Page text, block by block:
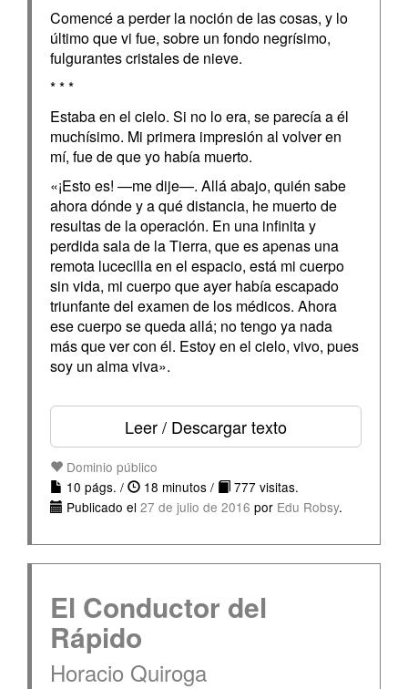
Comencé a perder la noción de las cosas, y lo
último que vi fue, sobre un fondo negrísimo,
fulgurantes cristales de nieve.
* * *
Estaba en el cielo. Si no lo era, se parecía a él
muchísimo. Mi primera impresión al volver en
mí, fue de que yo había muerto.
«¡Esto es! —me dije—. Allá abajo, quién sabe
ahora dónde y a qué distancia, he muerto de
resultas de la operación. En una infinita y
perdida sala de la Tierra, que es apenas una
remota lucecilla en el espacio, está mi cuerpo
sin vida, mi cuerpo que ayer había escapado
triunfante del examen de los médicos. Ahora
ese cuerpo se queda allá; no tengo ya nada
más que ver con él. Estoy en el cielo, vivo, pues
soy un alma viva».
Leer / Descargar texto
Dominio público
10 págs. /
18 minutos /
777 visitas.
Publicado el 27 de julio de 2016 por Edu Robsy.
El Conductor del
Rápido
Horacio Quiroga